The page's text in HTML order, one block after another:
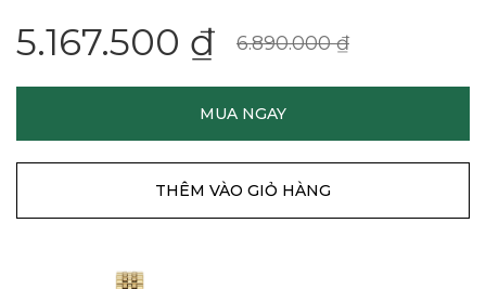
5.167.500 ₫ 6.890.000 ₫
MUA NGAY
THÊM VÀO GIỎ HÀNG